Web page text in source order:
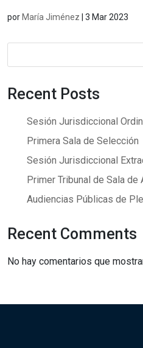
por María Jiménez 3 Mar 2023
Recent Posts
Sesión Jurisdiccional
Primera Sala de Selección
Sesión Jurisdiccional
Primer Tribunal de Sala de
Audiencias Públicas de
Recent Comments
No hay comentarios que